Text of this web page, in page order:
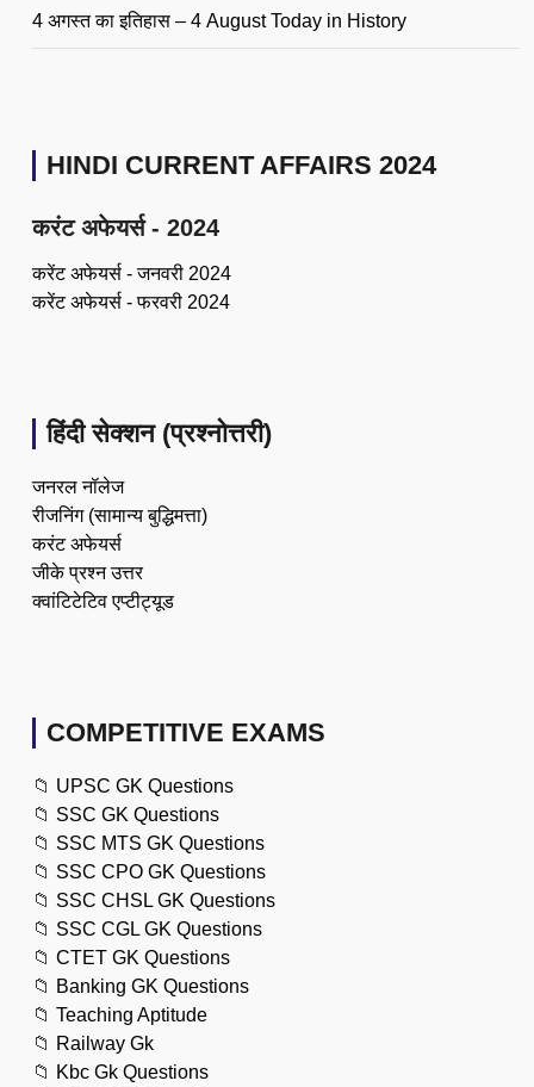
4 अगस्त का इतिहास – 4 August Today in History
HINDI CURRENT AFFAIRS 2024
करंट अफेयर्स - 2024
करेंट अफेयर्स - जनवरी 2024
करेंट अफेयर्स - फरवरी 2024
हिंदी सेक्शन (प्रश्नोत्तरी)
जनरल नॉलेज
रीजनिंग (सामान्य बुद्धिमत्ता)
करंट अफेयर्स
जीके प्रश्न उत्तर
क्वांटिटेटिव एप्टीट्यूड
COMPETITIVE EXAMS
📁 UPSC GK Questions
📁 SSC GK Questions
📁 SSC MTS GK Questions
📁 SSC CPO GK Questions
📁 SSC CHSL GK Questions
📁 SSC CGL GK Questions
📁 CTET GK Questions
📁 Banking GK Questions
📁 Teaching Aptitude
📁 Railway Gk
📁 Kbc Gk Questions